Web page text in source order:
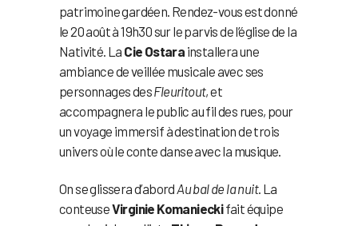
patrimoine gardéen. Rendez-vous est donné
le 20 août à 19h30 sur le parvis de l’église de la
Nativité. La Cie Ostara installera une
ambiance de veillée musicale avec ses
personnages desFleuritout, et
accompagnera le public au fil des rues, pour
un voyage immersif à destination de trois
univers où le conte danse avec la musique.
On se glissera d’abord Au bal de la nuit. La
conteuseVirginie Komanieckifait équipe